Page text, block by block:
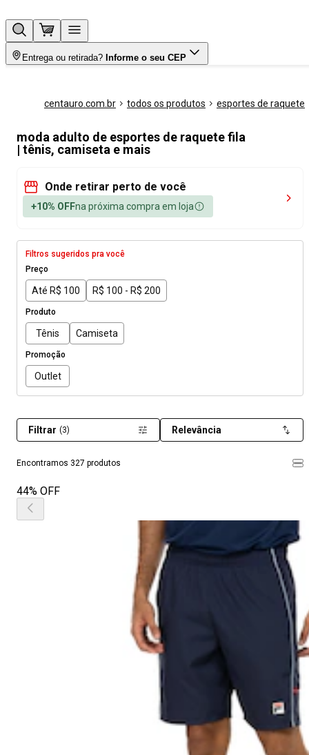
Entrega ou retirada? Informe o seu CEP
centauro.com.br todos os produtos esportes de raquete
moda adulto de esportes de raquete fila
| tênis, camiseta e mais
Onde retirar perto de você
+10% OFFna próxima compra em loja
Filtros sugeridos pra você
Preço
Até R$ 100 R$ 100 - R$ 200
Produto
Tênis Camiseta
Promoção
Outlet
Encontramos 327 produtos
Filtrar (3) Relevância
44% OFF